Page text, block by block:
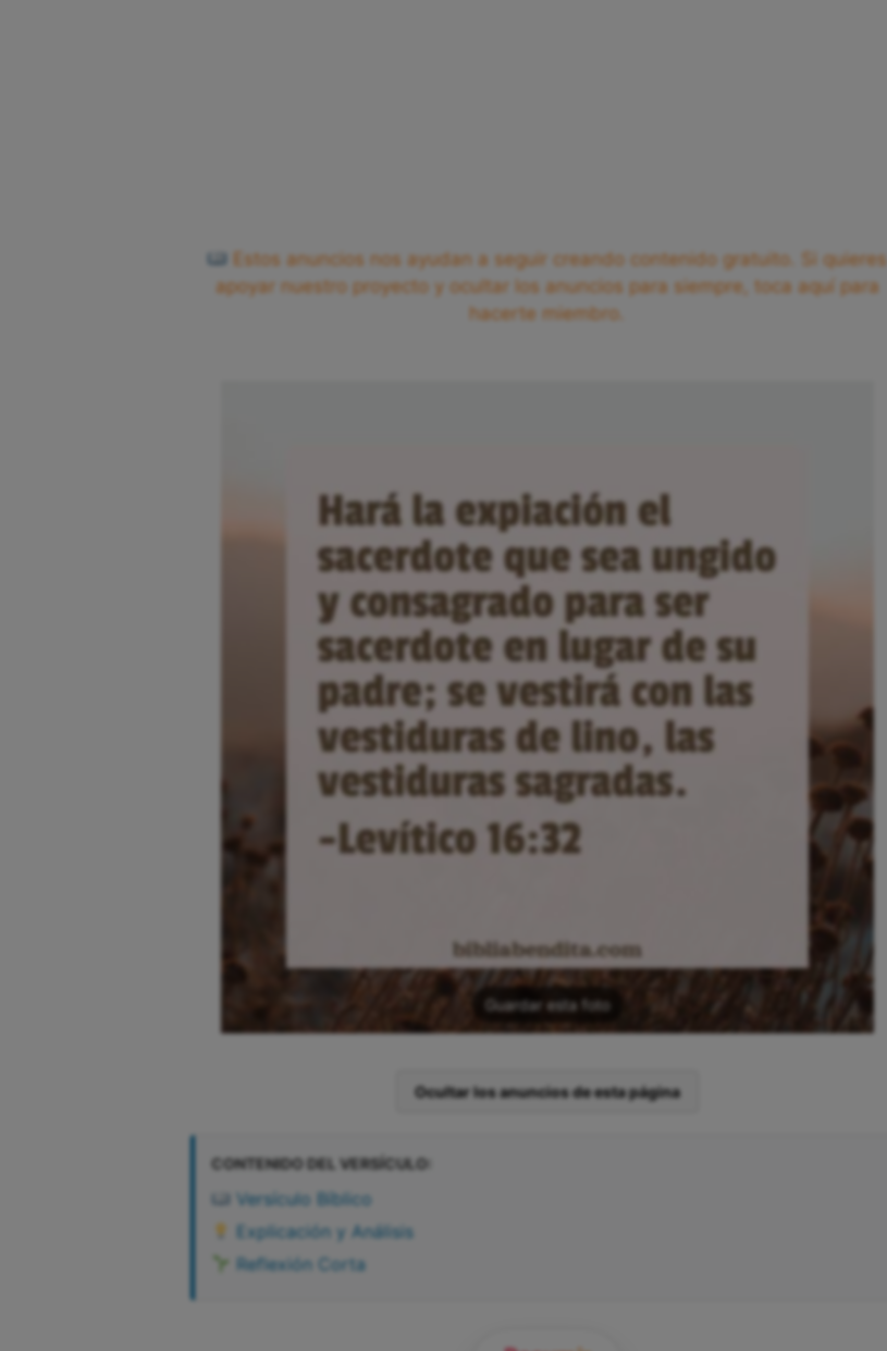
Estos anuncios nos ayudan a seguir creando contenido gratuito. Si quieres
apoyar nuestro proyecto y ocultar los anuncios para siempre, toca aquí para
hacerte miembro.
Guardar esta foto
Ocultar los anuncios de esta página
CONTENIDO DEL VERSÍCULO:
Versículo Bíblico
Explicación y Análisis
Reflexión Corta